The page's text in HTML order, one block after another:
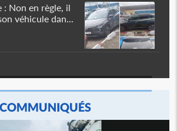
: Non en règle, il
véhicule dan...
COMMUNIQUÉS